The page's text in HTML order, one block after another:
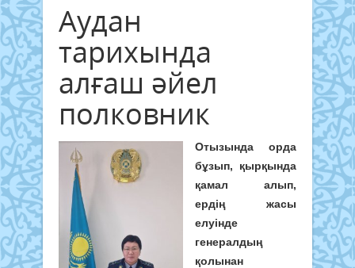
Аудан
тарихында
алғаш әйел
полковник
Отызында орда
бұзып, қырқында
қамал алып,
ердің жасы
елуінде
генералдың
қолынан